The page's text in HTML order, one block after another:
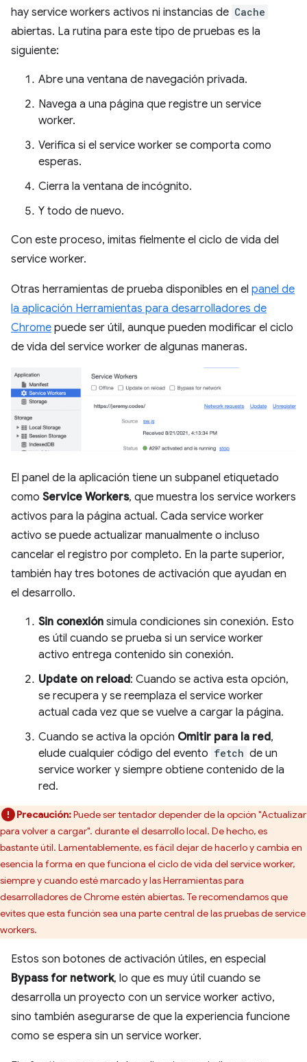
hay service workers activos ni instancias de Cache
abiertas. La rutina para este tipo de pruebas es la
siguiente:
Abre una ventana de navegación privada.
Navega a una página que registre un service
worker.
Verifica si el service worker se comporta como
esperas.
Cierra la ventana de incógnito.
Y todo de nuevo.
Con este proceso, imitas fielmente el ciclo de vida del
service worker.
Otras herramientas de prueba disponibles en el panel de
la aplicación Herramientas para desarrolladores de
Chrome puede ser útil, aunque pueden modificar el ciclo
de vida del service worker de algunas maneras.
El panel de la aplicación tiene un subpanel etiquetado
como Service Workers, que muestra los service workers
activos para la página actual. Cada service worker
activo se puede actualizar manualmente o incluso
cancelar el registro por completo. En la parte superior,
también hay tres botones de activación que ayudan en
el desarrollo.
Sin conexión simula condiciones sin conexión. Esto
es útil cuando se prueba si un service worker
activo entrega contenido sin conexión.
Update on reload: Cuando se activa esta opción,
se recupera y se reemplaza el service worker
actual cada vez que se vuelve a cargar la página.
Cuando se activa la opción Omitir para la red,
elude cualquier código del evento fetch de un
service worker y siempre obtiene contenido de la
red.
Precaución:Puede ser tentador depender de la opción "Actualizar
para volver a cargar". durante el desarrollo local. De hecho, es
bastante útil. Lamentablemente, es fácil dejar de hacerlo y cambia en
esencia la forma en que funciona el ciclo de vida del service worker,
siempre y cuando esté marcado y las Herramientas para
desarrolladores de Chrome estén abiertas. Te recomendamos que
evites que esta función sea una parte central de las pruebas de service
workers.
Estos son botones de activación útiles, en especial
Bypass for network, lo que es muy útil cuando se
desarrolla un proyecto con un service worker activo,
sino también asegurarse de que la experiencia funcione
como se espera sin un service worker.